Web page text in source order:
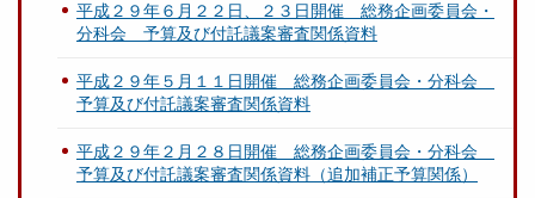
平成２９年６月２２日、２３日開催 総務企画委員会・
分科会 予算及び付託議案審査関係資料
平成２９年５月１１日開催 総務企画委員会・分科会
予算及び付託議案審査関係資料
平成２９年２月２８日開催 総務企画委員会・分科会
予算及び付託議案審査関係資料（追加補正予算関係）